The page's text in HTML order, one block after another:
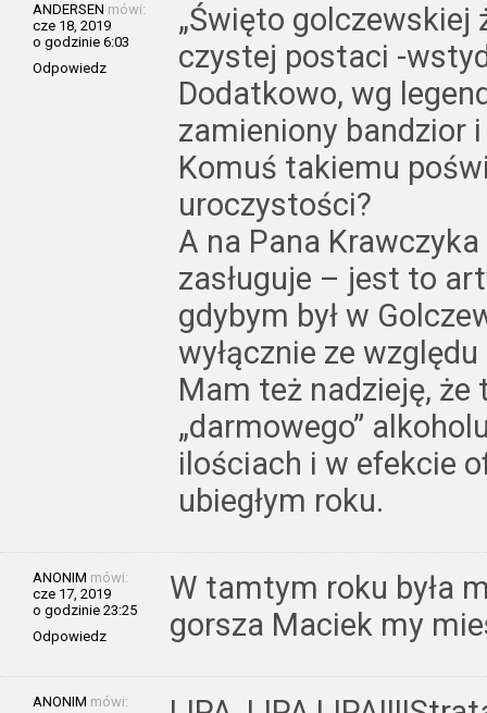
ANDERSEN mówi:
cze 18, 2019
o godzinie 6:03
Odpowiedz
„Święto golczewskiej
czystej postaci -
Dodatkowo, wg
zamieniony bandzior
Komuś takiemu
uroczystości?
A na Pana
zasługuje – jest to
gdybym był w
wyłącznie ze
Mam też nadzieję, że
„darmowego”
ilościach i w efekcie
ubiegłym roku.
ANONIM mówi:
cze 17, 2019
o godzinie 23:25
Odpowiedz
W tamtym roku była
gorsza Maciek my
ANONIM mówi: